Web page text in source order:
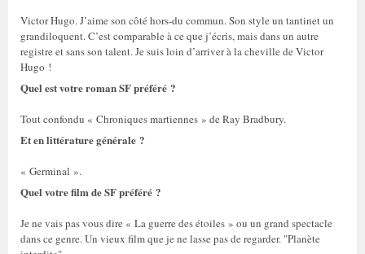
Victor Hugo. J’aime son côté hors-du commun. Son style un tantinet un
grandiloquent. C’est comparable à ce que j’écris, mais dans un autre
registre et sans son talent. Je suis loin d’arriver à la cheville de Victor
Hugo !
Quel est votre roman SF préféré ?
Tout confondu « Chroniques martiennes » de Ray Bradbury.
Et en littérature générale ?
« Germinal ».
Quel votre film de SF préféré ?
Je ne vais pas vous dire « La guerre des étoiles » ou un grand spectacle
dans ce genre. Un vieux film que je ne lasse pas de regarder. "Planète